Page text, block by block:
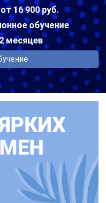
16 900 руб.
обучение
месяцев